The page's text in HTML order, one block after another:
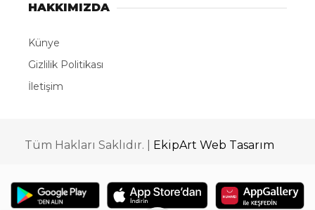
HAKKIMIZDA
Künye
Gizlilik Politikası
İletişim
Tüm Hakları Saklıdır. | EkipArt Web Tasarım